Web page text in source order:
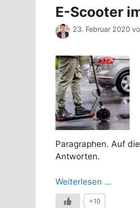
E-Scooter
23. Februar 2020
Paragraphen. Auf
Antworten.
Weiterlesen …
+10